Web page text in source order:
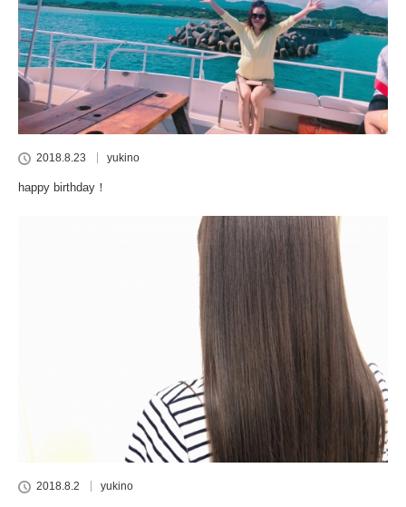
2018.8.23 yukino
happy birthday！
2018.8.2 yukino